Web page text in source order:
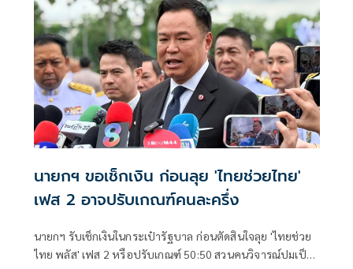
นายกฯ ขอเช็กเงิน ก่อนลุย 'ไทยช่วยไทย'
เฟส 2 อาจปรับเกณฑ์คนละครึ่ง
นายกฯ รับเช็กเงินในกระเป๋ารัฐบาล ก่อนตัดสินใจลุย 'ไทยช่วย
ไทย พลัส' เฟส 2 หรือปรับเกณฑ์ 50:50 สวนคนวิจารณ์ปมเป็น